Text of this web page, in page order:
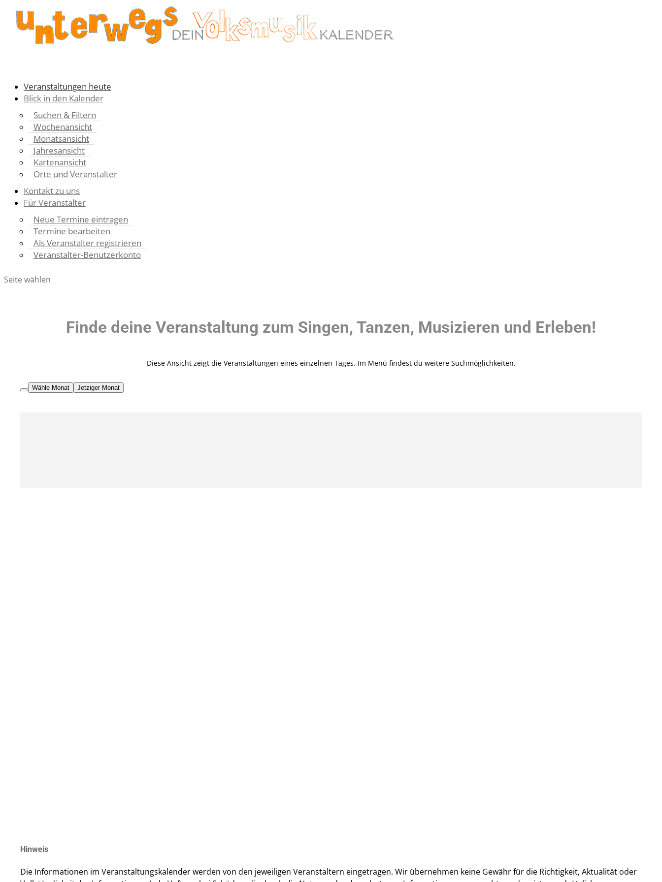
Veranstaltungen heute
Blick in den Kalender
Suchen & Filtern
Wochenansicht
Monatsansicht
Jahresansicht
Kartenansicht
Orte und Veranstalter
Kontakt zu uns
Für Veranstalter
Neue Termine eintragen
Termine bearbeiten
Als Veranstalter registrieren
Veranstalter-Benutzerkonto
Seite wählen
Finde deine Veranstaltung zum Singen, Tanzen, Musizieren und Erleben!
Diese Ansicht zeigt die Veranstaltungen eines einzelnen Tages. Im Menü findest du weitere Suchmöglichkeiten.
Wähle Monat Jetziger Monat
Hinweis
Die Informationen im Veranstaltungs­kalender werden von den jeweiligen Veranstaltern eingetragen. Wir übernehmen keine Gewähr für die Richtigkeit, Aktualität oder